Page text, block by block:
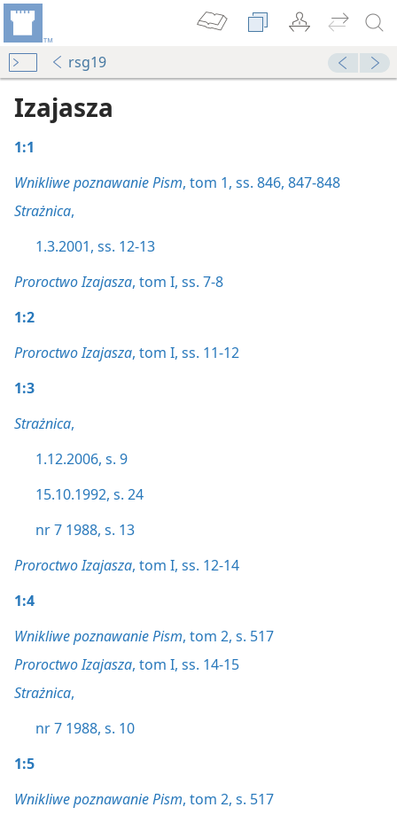
rsg19
Izajasza
1:1
Wnikliwe poznawanie Pism, tom 1, ss. 846, 847-848
Strażnica,
1.3.2001, ss. 12-13
Proroctwo Izajasza, tom I, ss. 7-8
1:2
Proroctwo Izajasza, tom I, ss. 11-12
1:3
Strażnica,
1.12.2006, s. 9
15.10.1992, s. 24
nr 7 1988, s. 13
Proroctwo Izajasza, tom I, ss. 12-14
1:4
Wnikliwe poznawanie Pism, tom 2, s. 517
Proroctwo Izajasza, tom I, ss. 14-15
Strażnica,
nr 7 1988, s. 10
1:5
Wnikliwe poznawanie Pism, tom 2, s. 517